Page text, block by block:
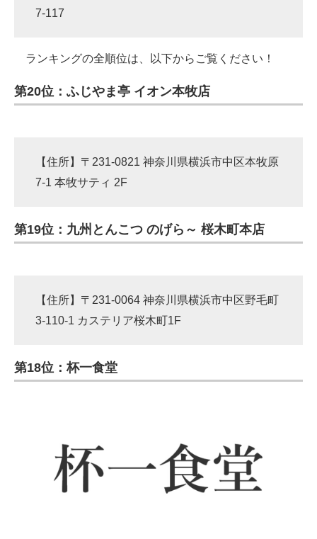
7-117
ランキングの全順位は、以下からご覧ください！
第20位：ふじやま亭 イオン本牧店
【住所】〒231-0821 神奈川県横浜市中区本牧原
7-1 本牧サティ 2F
第19位：九州とんこつ のげら～ 桜木町本店
【住所】〒231-0064 神奈川県横浜市中区野毛町
3-110-1 カステリア桜木町1F
第18位：杯一食堂